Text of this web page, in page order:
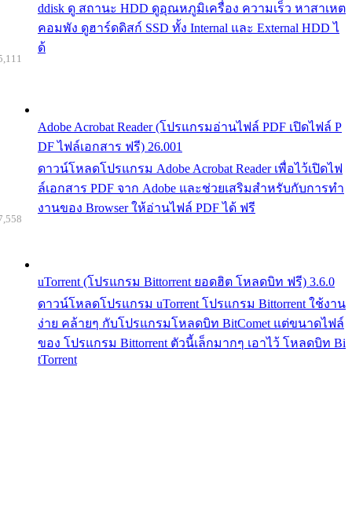
ddisk ดู สถานะ HDD ดูอุณหภูมิเครื่อง ความเร็ว หาสาเหต
คอมพัง ดูฮาร์ดดิสก์ SSD ทั้ง Internal และ External HDD ไ
ด้
Adobe Acrobat Reader (โปรแกรมอ่านไฟล์ PDF เปิดไฟล์ P
DF ไฟล์เอกสาร ฟรี) 26.001
ดาวน์โหลดโปรแกรม Adobe Acrobat Reader เพื่อไว้เปิดไฟ
ล์เอกสาร PDF จาก Adobe และช่วยเสริมสำหรับกับการทำ
งานของ Browser ให้อ่านไฟล์ PDF ได้ ฟรี
uTorrent (โปรแกรม Bittorrent ยอดฮิต โหลดบิท ฟรี) 3.6.0
ดาวน์โหลดโปรแกรม uTorrent โปรแกรม Bittorrent ใช้งาน
ง่าย คล้ายๆ กับโปรแกรมโหลดบิท BitComet แต่ขนาดไฟล์
ของ โปรแกรม Bittorrent ตัวนี้เล็กมากๆ เอาไว้ โหลดบิท Bi
tTorrent